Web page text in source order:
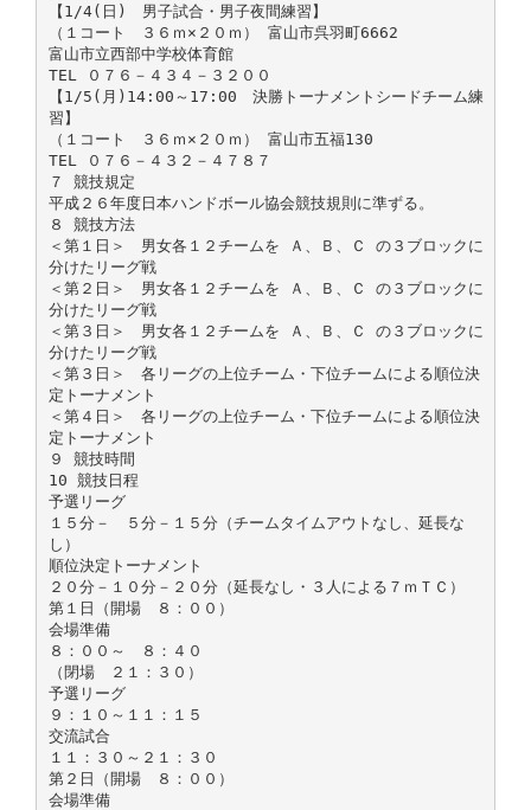
【1/4(日) 男子試合・男子夜間練習】
（１コート ３６ｍ×２０ｍ） 富山市呉羽町6662
富山市立西部中学校体育館
TEL ０７６－４３４－３２００
【1/5(月)14:00～17:00 決勝トーナメントシードチーム練
習】
（１コート ３６ｍ×２０ｍ） 富山市五福130
TEL ０７６－４３２－４７８７
７ 競技規定
平成２６年度日本ハンドボール協会競技規則に準ずる。
８ 競技方法
＜第１日＞ 男女各１２チームを Ａ、Ｂ、Ｃ の３ブロックに
分けたリーグ戦
＜第２日＞ 男女各１２チームを Ａ、Ｂ、Ｃ の３ブロックに
分けたリーグ戦
＜第３日＞ 男女各１２チームを Ａ、Ｂ、Ｃ の３ブロックに
分けたリーグ戦
＜第３日＞ 各リーグの上位チーム・下位チームによる順位決
定トーナメント
＜第４日＞ 各リーグの上位チーム・下位チームによる順位決
定トーナメント
９ 競技時間
10 競技日程
予選リーグ
１５分－ ５分－１５分（チームタイムアウトなし、延長な
し）
順位決定トーナメント
２０分－１０分－２０分（延長なし・３人による７ｍＴＣ）
第１日（開場 ８：００）
会場準備
８：００～ ８：４０
（閉場 ２１：３０）
予選リーグ
９：１０～１１：１５
交流試合
１１：３０～２１：３０
第２日（開場 ８：００）
会場準備